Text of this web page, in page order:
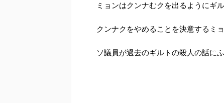
ミョンはクンナむクを出るようにギ
クンナクをやめることを決意するミョ
ソ議員が過去のギルトの殺人の話に